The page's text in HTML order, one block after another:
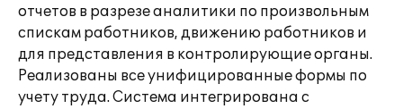
отчетов в разрезе аналитики по произвольным
спискам работников, движению работников и
для представления в контролирующие органы.
Реализованы все унифицированные формы по
учету труда. Система интегрирована с